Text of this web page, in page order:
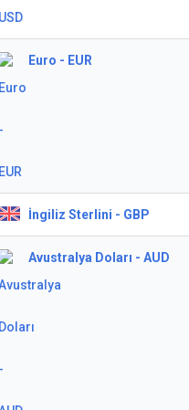
Euro - EUR
İngiliz Sterlini - GBP
Avustralya Doları - AUD